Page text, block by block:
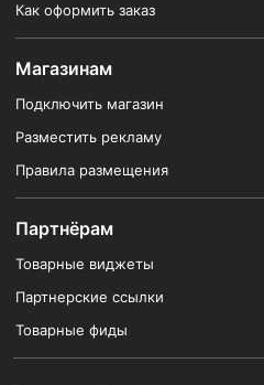
Как оформить заказ
Магазинам
Подключить магазин
Разместить рекламу
Правила размещения
Партнёрам
Товарные виджеты
Партнерские ссылки
Товарные фиды